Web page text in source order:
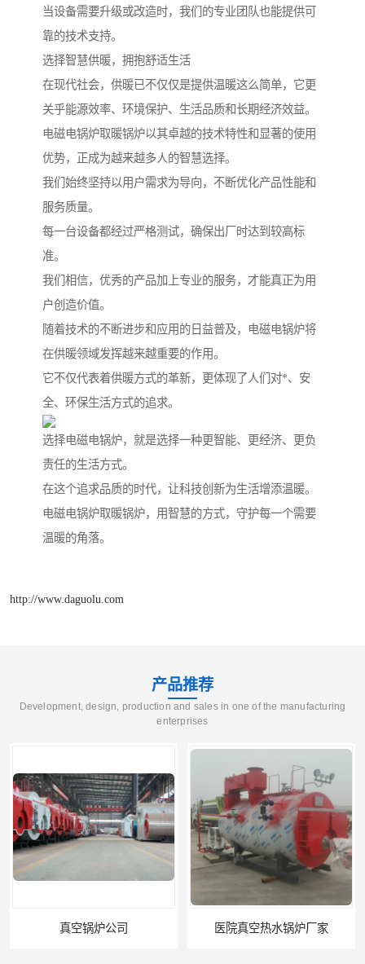
当设备需要升级或改造时，我们的专业团队也能提供可
靠的技术支持。
选择智慧供暖，拥抱舒适生活
在现代社会，供暖已不仅仅是提供温暖这么简单，它更
关乎能源效率、环境保护、生活品质和长期经济效益。
电磁电锅炉取暖锅炉以其卓越的技术特性和显著的使用
优势，正成为越来越多人的智慧选择。
我们始终坚持以用户需求为导向，不断优化产品性能和
服务质量。
每一台设备都经过严格测试，确保出厂时达到较高标
准。
我们相信，优秀的产品加上专业的服务，才能真正为用
户创造价值。
随着技术的不断进步和应用的日益普及，电磁电锅炉将
在供暖领域发挥越来越重要的作用。
它不仅代表着供暖方式的革新，更体现了人们对*、安
全、环保生活方式的追求。
选择电磁电锅炉，就是选择一种更智能、更经济、更负
责任的生活方式。
在这个追求品质的时代，让科技创新为生活增添温暖。
电磁电锅炉取暖锅炉，用智慧的方式，守护每一个需要
温暖的角落。
http://www.daguolu.com
产品推荐
Development, design, production and sales in one of the manufacturing
enterprises
医院真空热水锅炉厂家